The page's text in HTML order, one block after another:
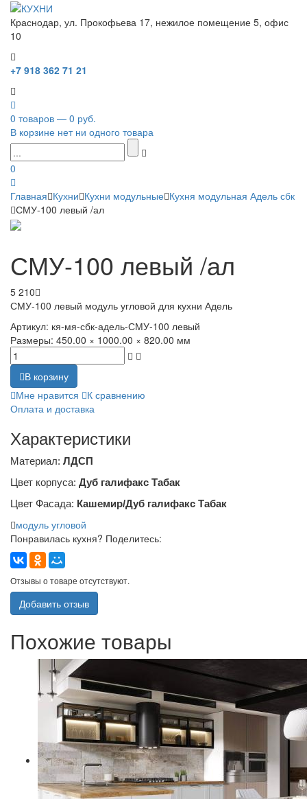
Краснодар, ул. Прокофьева 17, нежилое помещение 5, офис
10
+7 918 362 71 21
0 товаров — 0 руб.
В корзине нет ни одного товара
0
Главная Кухни Кухни модульные Кухня модульная Адель сбк
СМУ-100 левый /ал
СМУ-100 левый /ал
5 210
СМУ-100 левый модуль угловой для кухни Адель
Артикул: кя-мя-сбк-адель-СМУ-100 левый
Размеры: 450.00 × 1000.00 × 820.00 мм
В корзину
Мне нравится
К сравнению
Оплата и доставка
Характеристики
Материал: ЛДСП
Цвет корпуса: Дуб галифакс Табак
Цвет Фасада: Кашемир/Дуб галифакс Табак
модуль угловой
Понравилась кухня? Поделитесь:
Отзывы о товаре отсутствуют.
Добавить отзыв
Похожие товары